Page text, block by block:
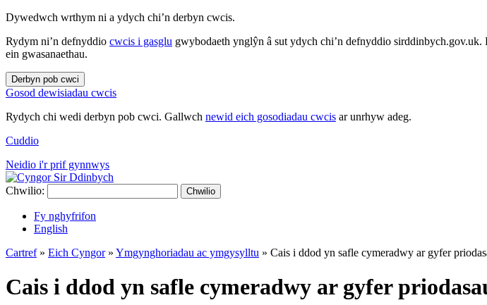
Dywedwch wrthym ni a ydych chi’n derbyn cwcis.
Rydym ni’n defnyddio cwcis i gasglu gwybodaeth ynglŷn â sut ydych chi’n defnyddio
ein gwasanaethau.
Derbyn pob cwci
Gosod dewisiadau cwcis
Rydych chi wedi derbyn pob cwci. Gallwch newid eich gosodiadau cwcis ar unrhyw adeg.
Cuddio
Neidio i'r prif gynnwys
Chwilio: Chwilio
Fy nghyfrifon
English
Cartref» Eich Cyngor» Ymgynghoriadau ac ymgysylltu » Cais i ddod yn safle cymeradwy ar gyfer
Cais i ddod yn safle cymeradwy ar gyfer